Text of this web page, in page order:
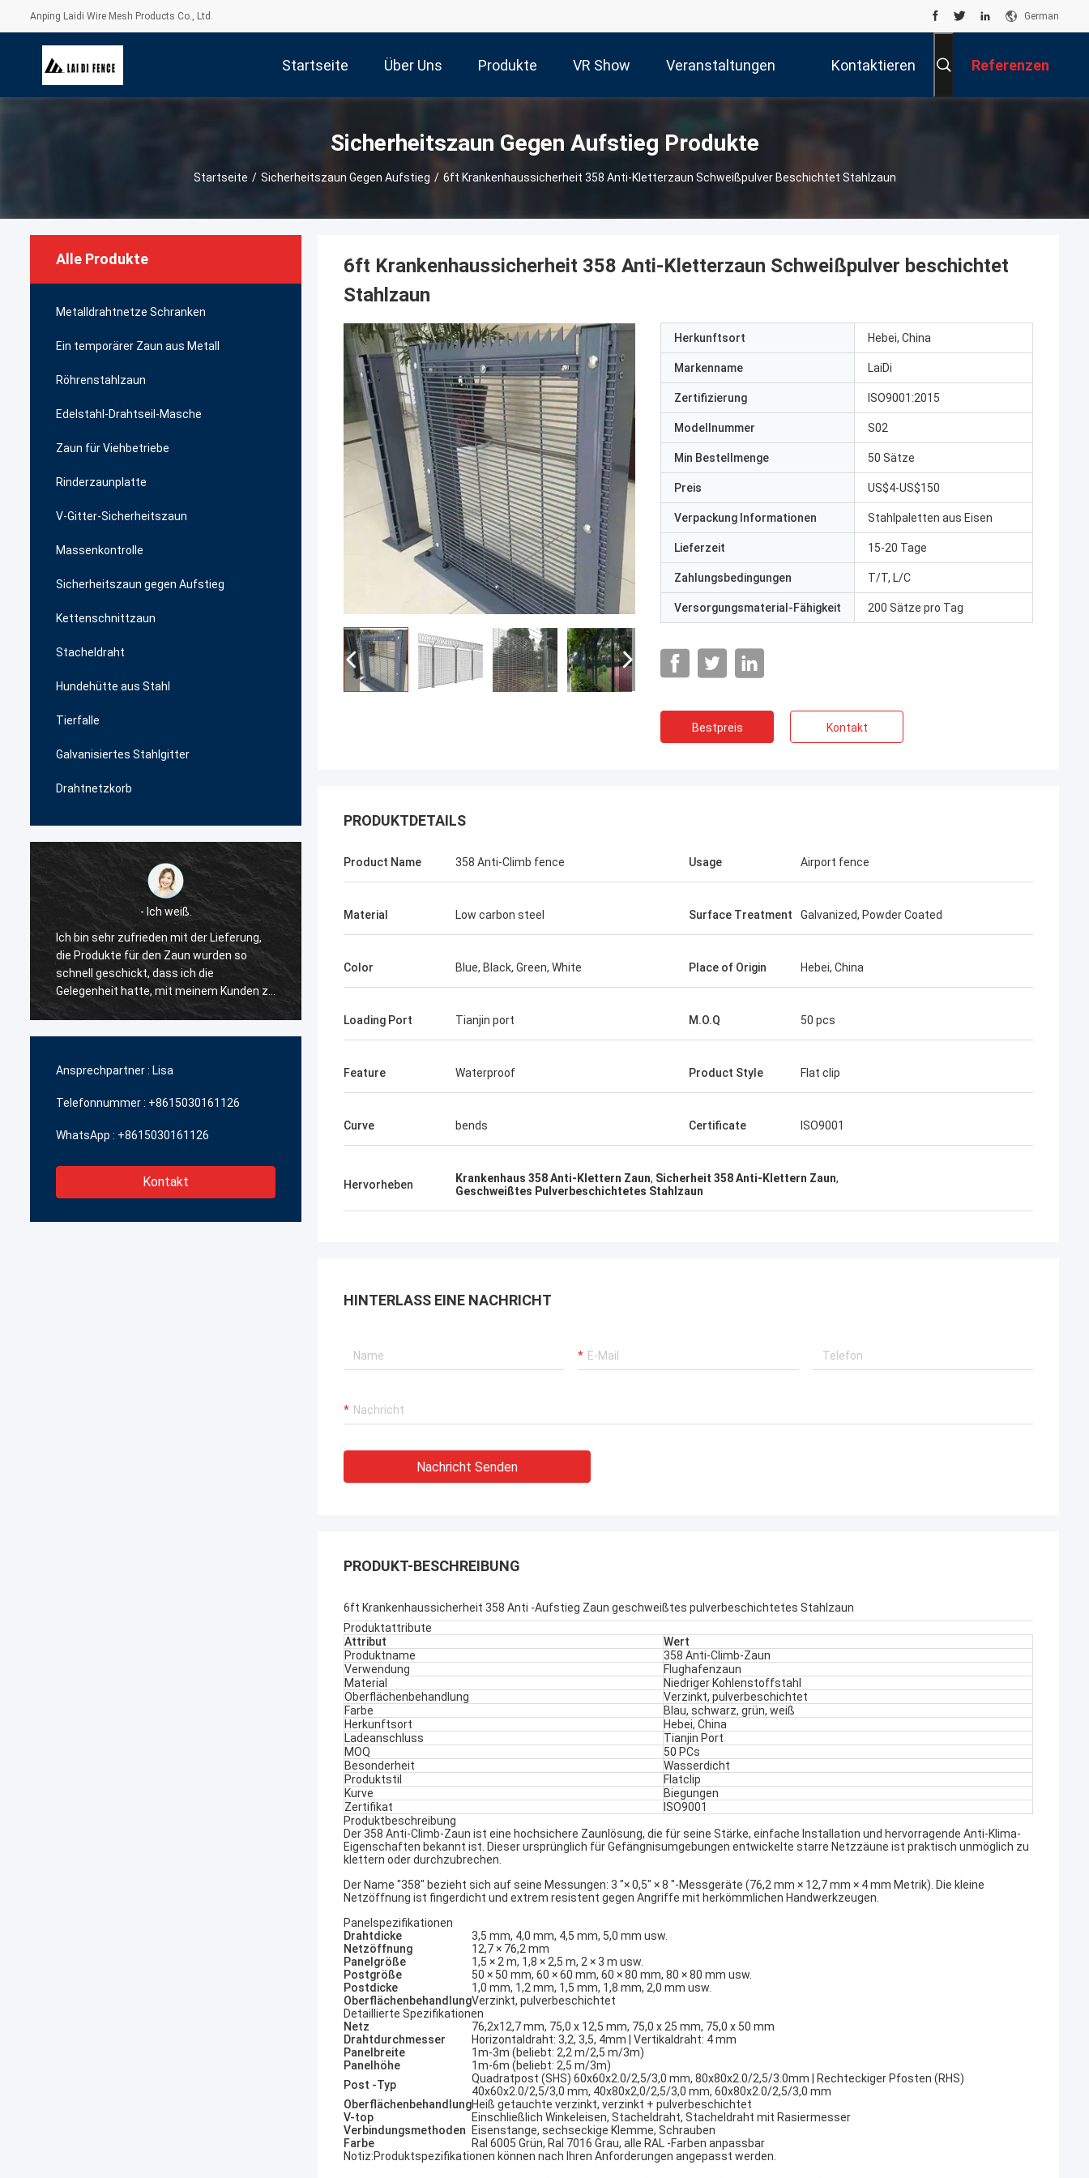
Anping Laidi Wire Mesh Products Co., Ltd. German
Startseite Über Uns Produkte VR Show Veranstaltungen Kontaktieren Referenzen
Sicherheitszaun Gegen Aufstieg Produkte
Startseite / Sicherheitszaun Gegen Aufstieg / 6ft Krankenhaussicherheit 358 Anti-Kletterzaun Schweißpulver Beschichtet Stahlzaun
Alle Produkte
Metalldrahtnetze Schranken
Ein temporärer Zaun aus Metall
Röhrenstahlzaun
Edelstahl-Drahtseil-Masche
Zaun für Viehbetriebe
Rinderzaunplatte
V-Gitter-Sicherheitszaun
Massenkontrolle
Sicherheitszaun gegen Aufstieg
Kettenschnittzaun
Stacheldraht
Hundehütte aus Stahl
Tierfalle
Galvanisiertes Stahlgitter
Drahtnetzkorb
- Ich weiß.
Ich bin sehr zufrieden mit der Lieferung,
die Produkte für den Zaun wurden so
schnell geschickt, dass ich die
Gelegenheit hatte, mit meinem Kunden zu
arbeiten.Also entschied ich, dass sie mein
Der Lieferant von Zaunprodukten ist sehr
mir viele Ideen über die Produkte geraten,
also habe ich mich entschieden, mit ihnen
wettbewerbsfähig und ich bin auch mit
der Qualität zufrieden., ein sehr
Abudullah
Die Qualität Ihrer Zaunprodukte ist
haben Sie mir geholfen, mehr über die
Produkte zu erfahren, ich glaube an die
um den Markt zu gewinnen.
Ansprechpartner : Lisa
Telefonnummer : +8615030161126
WhatsApp : +8615030161126
Kontakt
6ft Krankenhaussicherheit 358 Anti-Kletterzaun Schweißpulver beschichtet
Stahlzaun
Herkunftsort Hebei, China
Markenname LaiDi
Zertifizierung ISO9001:2015
Modellnummer S02
Min Bestellmenge 50 Sätze
Preis US$4-US$150
Verpackung Informationen Stahlpaletten aus Eisen
Lieferzeit 15-20 Tage
Zahlungsbedingungen T/T, L/C
Versorgungsmaterial-Fähigkeit 200 Sätze pro Tag
Bestpreis Kontakt
PRODUKTDETAILS
Product Name 358 Anti-Climb fence Usage Airport fence
Material Low carbon steel Surface Treatment Galvanized, Powder Coated
Color Blue, Black, Green, White Place of Origin Hebei, China
Loading Port Tianjin port M.O.Q 50 pcs
Feature Waterproof Product Style Flat clip
Curve bends Certificate ISO9001
Hervorheben Krankenhaus 358 Anti-Klettern Zaun, Sicherheit 358 Anti-Klettern Zaun,
Geschweißtes Pulverbeschichtetes Stahlzaun
HINTERLASS EINE NACHRICHT
Nachricht Senden
PRODUKT-BESCHREIBUNG
6ft Krankenhaussicherheit 358 Anti -Aufstieg Zaun geschweißtes pulverbeschichtetes Stahlzaun
Produktattribute
Attribut
Wert
Produktname
358 Anti-Climb-Zaun
Verwendung
Flughafenzaun
Material
Niedriger Kohlenstoffstahl
Oberflächenbehandlung
Verzinkt, pulverbeschichtet
Farbe
Blau, schwarz, grün, weiß
Herkunftsort
Hebei, China
Ladeanschluss
Tianjin Port
MOQ
50 PCs
Besonderheit
Wasserdicht
Produktstil
Flatclip
Kurve
Biegungen
Zertifikat
ISO9001
Produktbeschreibung
Der 358 Anti-Climb-Zaun ist eine hochsichere Zaunlösung, die für seine Stärke, einfache Installation und hervorragende Anti-Klima-
Eigenschaften bekannt ist. Dieser ursprünglich für Gefängnisumgebungen entwickelte starre Netzzäune ist praktisch unmöglich zu
klettern oder durchzubrechen.
Der Name "358" bezieht sich auf seine Messungen: 3 "× 0,5" × 8 "-Messgeräte (76,2 mm × 12,7 mm × 4 mm Metrik). Die kleine
Netzöffnung ist fingerdicht und extrem resistent gegen Angriffe mit herkömmlichen Handwerkzeugen.
Panelspezifikationen
Drahtdicke
3,5 mm, 4,0 mm, 4,5 mm, 5,0 mm usw.
Netzöffnung
12,7 × 76,2 mm
Panelgröße
1,5 × 2 m, 1,8 × 2,5 m, 2 × 3 m usw.
Postgröße
50 × 50 mm, 60 × 60 mm, 60 × 80 mm, 80 × 80 mm usw.
Postdicke
1,0 mm, 1,2 mm, 1,5 mm, 1,8 mm, 2,0 mm usw.
OberflächenbehandlungVerzinkt, pulverbeschichtet
Detaillierte Spezifikationen
Netz
76,2x12,7 mm, 75,0 x 12,5 mm, 75,0 x 25 mm, 75,0 x 50 mm
Drahtdurchmesser
Horizontaldraht: 3,2, 3,5, 4mm | Vertikaldraht: 4 mm
Panelbreite
1m-3m (beliebt: 2,2 m/2,5 m/3m)
Panelhöhe
1m-6m (beliebt: 2,5 m/3m)
Post -Typ
Quadratpost (SHS) 60x60x2.0/2,5/3,0 mm, 80x80x2.0/2,5/3.0mm | Rechteckiger Pfosten (RHS)
40x60x2.0/2,5/3,0 mm, 40x80x2,0/2,5/3,0 mm, 60x80x2.0/2,5/3,0 mm
OberflächenbehandlungHeiß getauchte verzinkt, verzinkt + pulverbeschichtet
V-top
Einschließlich Winkeleisen, Stacheldraht, Stacheldraht mit Rasiermesser
Verbindungsmethoden
Eisenstange, sechseckige Klemme, Schrauben
Farbe
Ral 6005 Grün, Ral 7016 Grau, alle RAL -Farben anpassbar
Notiz:Produktspezifikationen können nach Ihren Anforderungen angepasst werden.